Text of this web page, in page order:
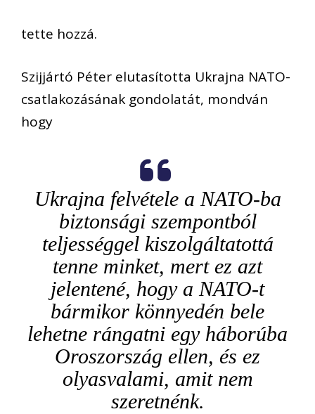
tette hozzá.
Szijjártó Péter elutasította Ukrajna NATO-
csatlakozásának gondolatát, mondván
hogy
Ukrajna felvétele a NATO-ba
biztonsági szempontból
teljességgel kiszolgáltatottá
tenne minket, mert ez azt
jelentené, hogy a NATO-t
bármikor könnyedén bele
lehetne rángatni egy háborúba
Oroszország ellen, és ez
olyasvalami, amit nem
szeretnénk.